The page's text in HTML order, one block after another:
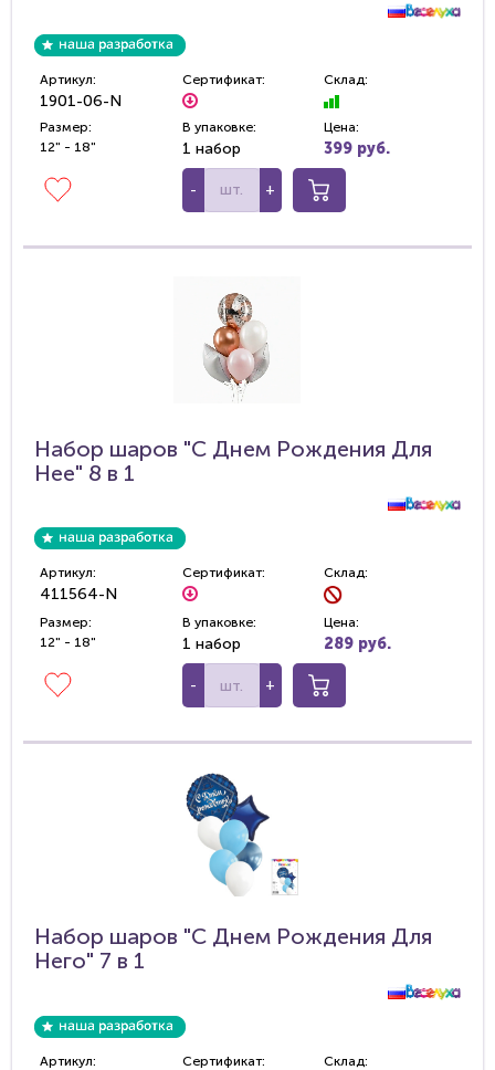
Артикул:
1901-06-N
Сертификат: Склад:
Размер:
12" - 18"
В упаковке:
1 набор
Цена:
399 руб.
- +
Набор шаров "С Днем Рождения Для
Нее" 8 в 1
Артикул:
411564-N
Сертификат: Склад:
Размер:
12" - 18"
В упаковке:
1 набор
Цена:
289 руб.
- +
Набор шаров "С Днем Рождения Для
Него" 7 в 1
Артикул: Сертификат: Склад: